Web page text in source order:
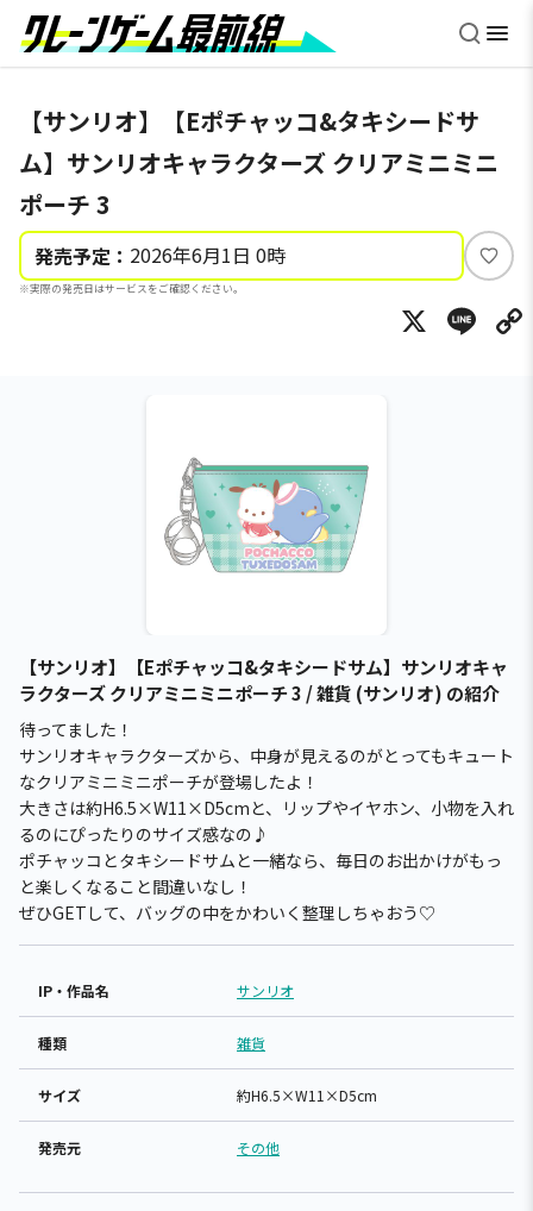
【サンリオ】【Eポチャッコ&タキシードサ
ム】サンリオキャラクターズ クリアミニミニ
ポーチ 3
発売予定： 2026年6月1日 0時
※実際の発売日はサービスをご確認ください。
い
ね
X
【サンリオ】【Eポチャッコ&タキシードサム】サンリオキャ
ラクターズ クリアミニミニポーチ 3 / 雑貨 (サンリオ) の紹介
待ってました！
サンリオキャラクターズから、中身が見えるのがとってもキュート
なクリアミニミニポーチが登場したよ！
大きさは約H6.5×W11×D5cmと、リップやイヤホン、小物を入れ
るのにぴったりのサイズ感なの♪
ポチャッコとタキシードサムと一緒なら、毎日のお出かけがもっ
と楽しくなること間違いなし！
ぜひGETして、バッグの中をかわいく整理しちゃおう♡
IP・作品名 サンリオ
種類 雑貨
サイズ 約H6.5×W11×D5cm
発売元 その他